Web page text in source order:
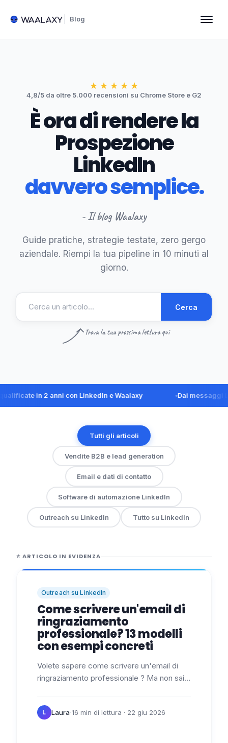
Blog
★ ★ ★ ★ ★
4,8/5 da oltre 5.000 recensioni su Chrome Store e G2
È ora di rendere la
Prospezione
LinkedIn
davvero semplice.
- Il blog Waalaxy
Guide pratiche, strategie testate, zero gergo
aziendale. Riempi la tua pipeline in 10 minuti al
giorno.
Cerca
Trova la tua prossima lettura qui
in 2 anni con LinkedIn e Waalaxy Dai messaggi
Tutti gli articoli
Vendite B2B e lead generation
Email e dati di contatto
Software di automazione LinkedIn
Outreach su LinkedIn Tutto su LinkedIn
⭐ ARTICOLO IN EVIDENZA
Outreach su LinkedIn
Come scrivere un'email di
ringraziamento
professionale? 13 modelli
con esempi concreti
Volete sapere come scrivere un'email di
ringraziamento professionale ? Ma non sai
L Laura·16 min di lettura · 22 giu 2026